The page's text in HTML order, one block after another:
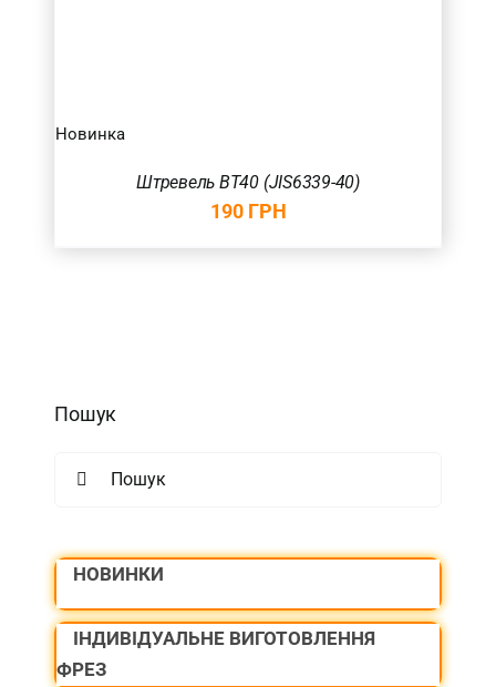
Новинка
Штревель BT40 (JIS6339-40)
190 ГРН
Пошук
НОВИНКИ
ІНДИВІДУАЛЬНЕ ВИГОТОВЛЕННЯ
ФРЕЗ